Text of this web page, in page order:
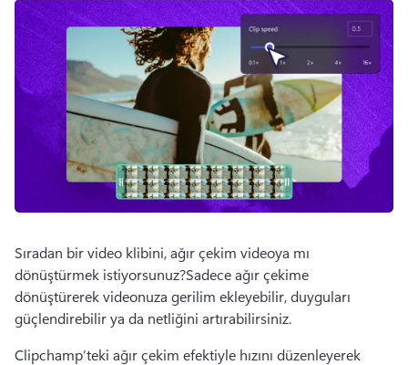
Sıradan bir video klibini, ağır çekim videoya mı
dönüştürmek istiyorsunuz?Sadece ağır çekime
dönüştürerek videonuza gerilim ekleyebilir, duyguları
güçlendirebilir ya da netliğini artırabilirsiniz.
Clipchamp’teki ağır çekim efektiyle hızını düzenleyerek